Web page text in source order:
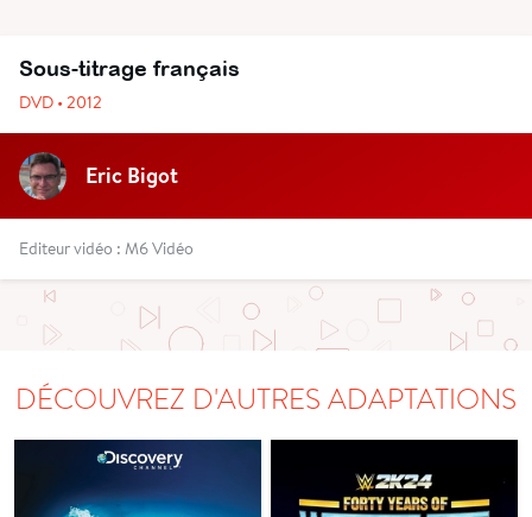
Sous-titrage français
DVD • 2012
Eric Bigot
Editeur vidéo : M6 Vidéo
DÉCOUVREZ D'AUTRES ADAPTATIONS